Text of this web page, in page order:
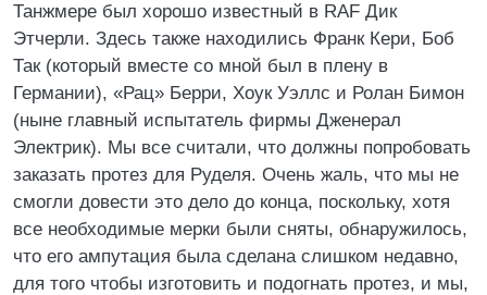
Танжмере был хорошо известный в RAF Дик
Этчерли. Здесь также находились Франк Кери, Боб
Так (который вместе со мной был в плену в
Германии), «Рац» Берри, Хоук Уэллс и Ролан Бимон
(ныне главный испытатель фирмы Дженерал
Электрик). Мы все считали, что должны попробовать
заказать протез для Руделя. Очень жаль, что мы не
смогли довести это дело до конца, поскольку, хотя
все необходимые мерки были сняты, обнаружилось,
что его ампутация была сделана слишком недавно,
для того чтобы изготовить и подогнать протез, и мы,